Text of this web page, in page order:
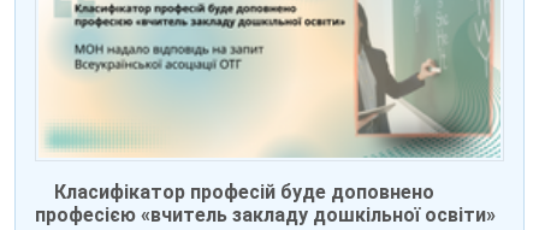
Класифікатор професій буде доповнено
професією «вчитель закладу дошкільної освіти»